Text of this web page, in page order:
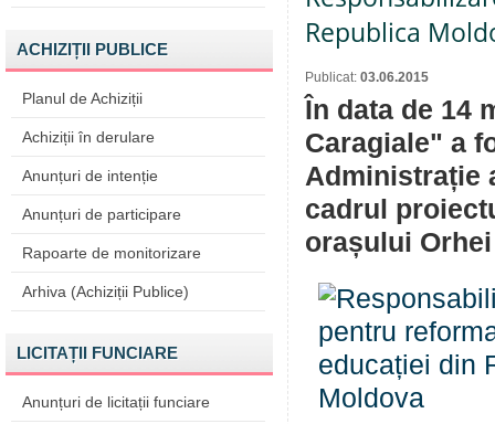
ACHIZIȚII PUBLICE
Planul de Achiziții
Achiziții în derulare
Anunțuri de intenție
Anunțuri de participare
Rapoarte de monitorizare
Arhiva (Achiziții Publice)
LICITAȚII FUNCIARE
Anunțuri de licitații funciare
Republica
Publicat: 03.06.2015
În data de 14
Caragiale" a
Administrație
cadrul
orașului